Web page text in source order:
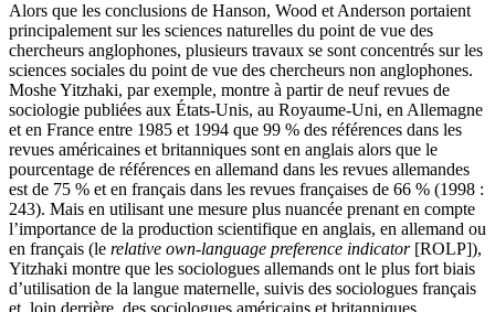
Alors que les conclusions de Hanson, Wood et Anderson portaient
principalement sur les sciences naturelles du point de vue des
chercheurs anglophones, plusieurs travaux se sont concentrés sur les
sciences sociales du point de vue des chercheurs non anglophones.
Moshe Yitzhaki, par exemple, montre à partir de neuf revues de
sociologie publiées aux États-Unis, au Royaume-Uni, en Allemagne
et en France entre 1985 et 1994 que 99 % des références dans les
revues américaines et britanniques sont en anglais alors que le
pourcentage de références en allemand dans les revues allemandes
est de 75 % et en français dans les revues françaises de 66 % (1998 :
243). Mais en utilisant une mesure plus nuancée prenant en compte
l’importance de la production scientifique en anglais, en allemand ou
en français (le relative own-language preference indicator[ROLP]),
Yitzhaki montre que les sociologues allemands ont le plus fort biais
d’utilisation de la langue maternelle, suivis des sociologues français